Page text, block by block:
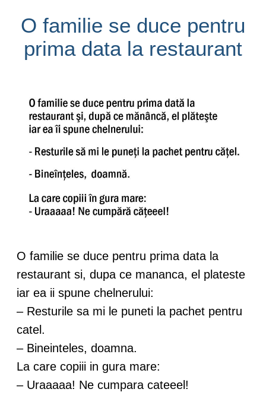
O familie se duce pentru
prima data la restaurant
O familie se duce pentru prima data la
restaurant si, dupa ce mananca, el plateste
iar ea ii spune chelnerului:
– Resturile sa mi le puneti la pachet pentru
catel.
– Bineinteles, doamna.
La care copiii in gura mare:
– Uraaaaa! Ne cumpara cateeel!